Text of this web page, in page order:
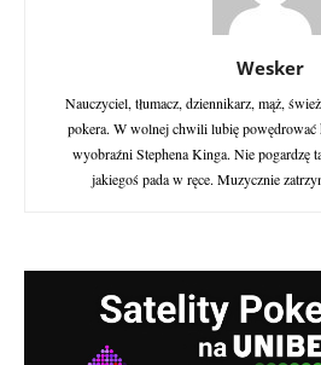
Wesker
Nauczyciel, tłumacz, dziennikarz, mąż,
pokera. W wolnej chwili lubię
wyobraźni Stephena Kinga. Nie pogardzę
jakiegoś pada w ręce. Muzycznie